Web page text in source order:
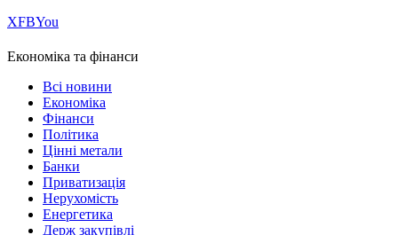
ХFBYou
Економіка та фінанси
Всі новини
Економіка
Фінанси
Політика
Цінні метали
Банки
Приватизація
Нерухомість
Енергетика
Держ закупівлі